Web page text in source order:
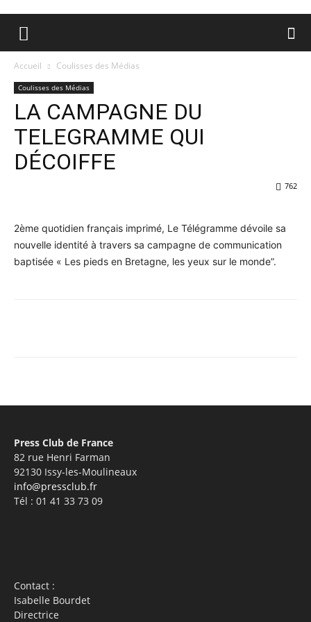
Accueil Coulisses des Médias
Coulisses des Médias
LA CAMPAGNE DU
TELEGRAMME QUI
DÉCOIFFE
762
2ème quotidien français imprimé, Le Télégramme dévoile sa
nouvelle identité à travers sa campagne de communication
baptisée « Les pieds en Bretagne, les yeux sur le monde”.
Press Club de France
82 rue Henri Farman
92130 Issy-les-Moulineaux
info@pressclub.fr
Tél : 01 41 33 73 09
Contact :
Isabelle Bourdet
Directrice